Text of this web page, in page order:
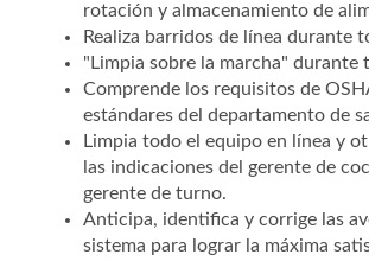
rotación y almacenamiento de
Realiza barridos de línea durante
"Limpia sobre la marcha" durante
Comprende los requisitos de
estándares del departamento de
Limpia todo el equipo en línea y
las indicaciones del gerente de
gerente de turno.
Anticipa, identifica y corrige las
sistema para lograr la máxima